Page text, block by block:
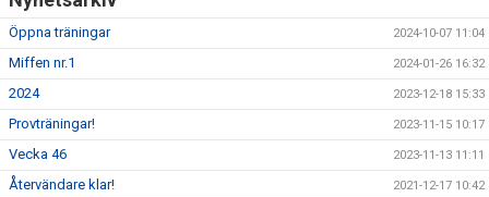
BILDGALLERI
DOKUMENT
MATCHER
Öppna träningar 2024-10-07 11:04
Miffen nr.1 2024-01-26 16:32
2024 2023-12-18 15:33
Provträningar! 2023-11-15 10:17
Vecka 46 2023-11-13 11:11
Återvändare klar! 2021-12-17 10:42